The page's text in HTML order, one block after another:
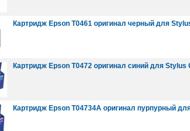
Картридж Epson T0461 оригинал черный для
Картридж Epson T0472 оригинал синий для Stylus
Картридж Epson T04734A оригинал пурпурный